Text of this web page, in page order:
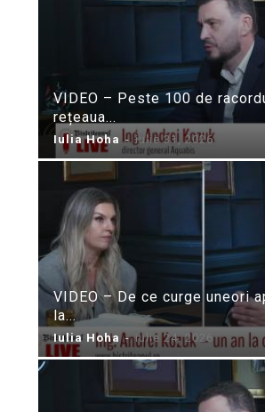
VIDEO – Peste 100 de
rețeaua...
Iulia Hoha - iulie 31, 2026
VIDEO – De ce curge uneori
la...
Iulia Hoha - iulie 24, 2026